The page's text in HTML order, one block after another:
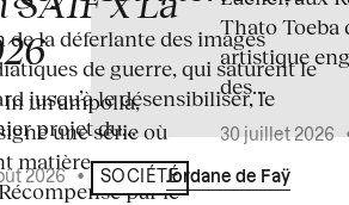
in un'ampolla,
une série où
matière
par le
de la déferlante des images
de guerre, qui saturent le
jusqu’à le désensibiliser, le
projet du...
2026 • Écrit par Jordane de Faÿ
SOCIÉTÉ
Thato Toeba
artistique
des...
30 juillet 2026